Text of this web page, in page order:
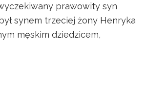
prawowity syn
synem trzeciej żony Henryka
męskim dziedzicem,